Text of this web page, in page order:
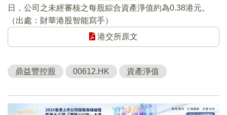
日，公司之未經審核之每股綜合資產淨值約為0.38港元。
（出處：財華港股智能寫手）
港交所原文
鼎益豐控股 00612.HK 資產淨值